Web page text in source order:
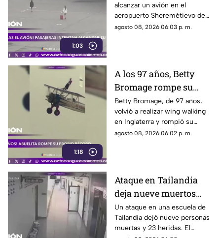
1:03
alcanzar un avión en el
aeropuerto Sheremétievo de
Moscú tras llegar tarde a su
agosto 08, 2026 06:03 p. m.
1:18
A los 97 años, Betty
Bromage rompe su
propio récord Guinness
en las alturas
Betty Bromage, de 97 años,
volvió a realizar wing walking
en Inglaterra y rompió su
propio récord Guinness tras
agosto 08, 2026 06:02 p. m.
Ataque en Tailandia
deja nueve muertos
tras agresión en una
escuela
Un ataque en una escuela de
Tailandia dejó nueve personas
muertas y 23 heridas. El